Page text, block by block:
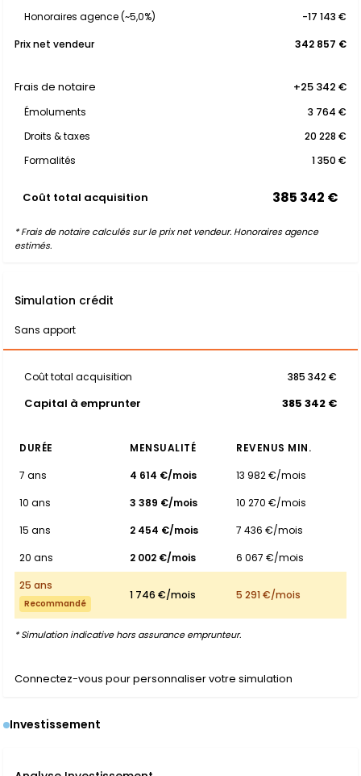
Honoraires agence (~5,0%)
-17 143 €
Prix net vendeur
342 857 €
Frais de notaire +25 342 €
Émoluments
3 764 €
Droits & taxes
20 228 €
Formalités
1 350 €
Coût total acquisition 385 342 €
* Frais de notaire calculés sur le prix net vendeur. Honoraires agence
estimés.
Simulation crédit
Sans apport
Coût total acquisition 385 342 €
Capital à emprunter 385 342 €
DURÉE MENSUALITÉ
REVENUS MIN.
7 ans
4 614 €/mois
13 982 €/mois
10 ans
3 389 €/mois
10 270 €/mois
15 ans
2 454 €/mois
7 436 €/mois
20 ans
2 002 €/mois
6 067 €/mois
25 ans
Recommandé
1 746 €/mois 5 291 €/mois
* Simulation indicative hors assurance emprunteur.
Connectez-vous pour personnaliser votre simulation
Investissement